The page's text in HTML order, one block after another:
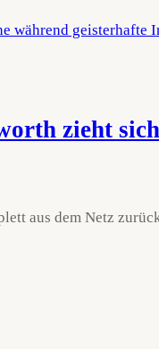
zieht
aus dem Netz